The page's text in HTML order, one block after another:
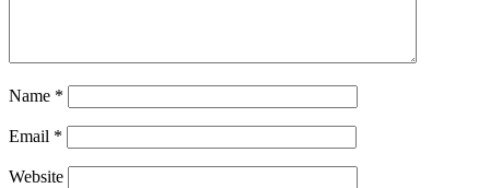
Name *
Email *
Website